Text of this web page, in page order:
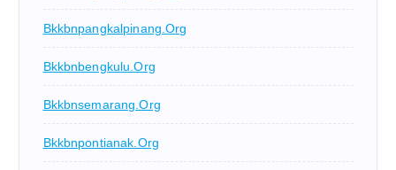
Bkkbnpangkalpinang.org
Bkkbnbengkulu.org
Bkkbnsemarang.org
Bkkbnpontianak.org